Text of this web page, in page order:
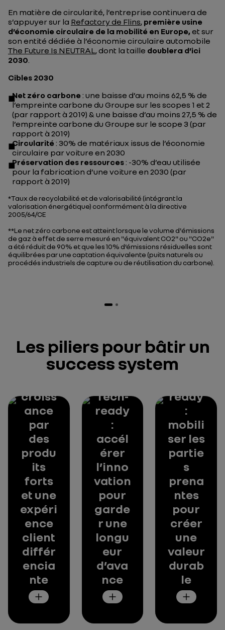
En matière de circularité, l’entreprise continuera de
s’appuyer sur la Refactory de Flins, première usine
d’économie circulaire de la mobilité en Europe,et sur
son entité dédiée à l’économie circulaire automobile
The Future Is NEUTRAL, dont la taille doublera d’ici
2030.
Cibles 2030
Net zéro carbone : une baisse d’au moins 62,5 % de
l’empreinte carbone du Groupe sur les scopes 1 et 2
(par rapport à 2019) & une baisse d’au moins 27,5 % de
l’empreinte carbone du Groupe sur le scope 3 (par
rapport à 2019)
Circularité : 30% de matériaux issus de l’économie
circulaire par voiture en 2030
Préservation des ressources: -30% d’eau utilisée
pour la fabrication d’une voiture en 2030 (par
rapport à 2019)
*Taux de recyclabilité et de valorisabilité (intégrant la
valorisation énergétique) conformément à la directive
2005/64/CE
**Le net zéro carbone est atteint lorsque le volume d'émissions
de gaz à effet de serre mesuré en "équivalent CO2" ou "CO2e"
a été réduit de 90% et que les 10% d’émissions résiduelles sont
équilibrées par une captation équivalente (puits naturels ou
procédés industriels de capture ou de réutilisation du carbone).
Les piliers pour bâtir un
success system
:
soute
croiss
ance
par
des
produ
its
forts
et une
expéri
ence
client
différ
encia
nte
Tech-
ready
:
accél
érer
l’inno
vation
pour
garde
r une
longu
eur
d’ava
nce
ready
:
mobili
ser les
partie
s
prena
ntes
pour
créer
une
valeur
durab
le